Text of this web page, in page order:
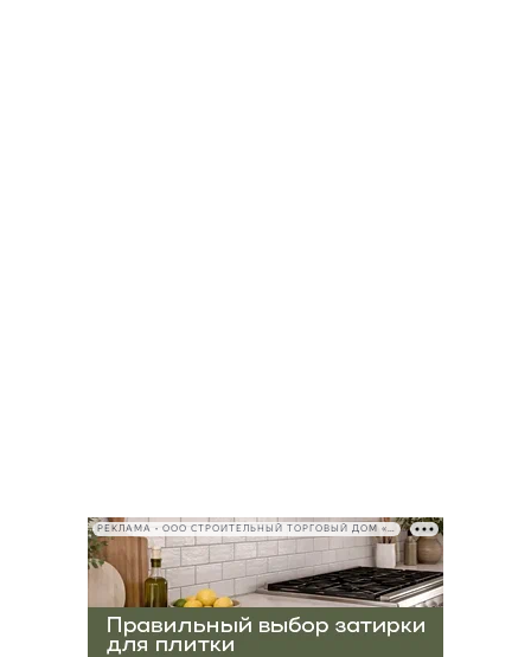
РЕКЛАМА • ООО СТРОИТЕЛЬНЫЙ ТОРГОВЫЙ ДОМ «ПЕТРОВИЧ», ИНН 7802348846